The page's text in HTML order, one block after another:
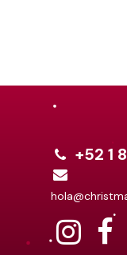
+52 1